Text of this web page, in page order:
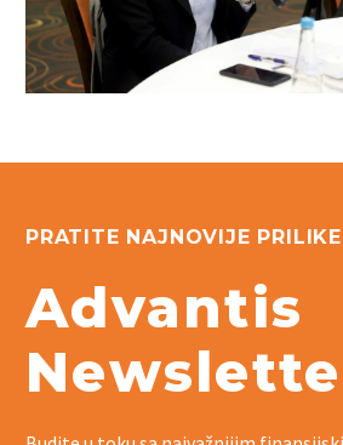
PRATITE NAJNOVIJE
Advantis